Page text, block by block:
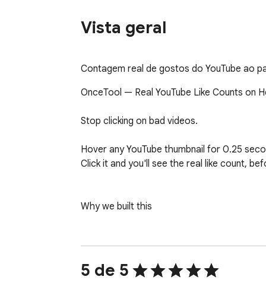
Vista geral
Contagem real de gostos do YouTube ao
OnceTool — Real YouTube Like Counts on
Stop clicking on bad videos.
Hover any YouTube thumbnail for 0.25
Click it and you'll see the real like count,
Why we built this
Like count is the most direct quality signal
This extension surfaces it the moment
5 de 5